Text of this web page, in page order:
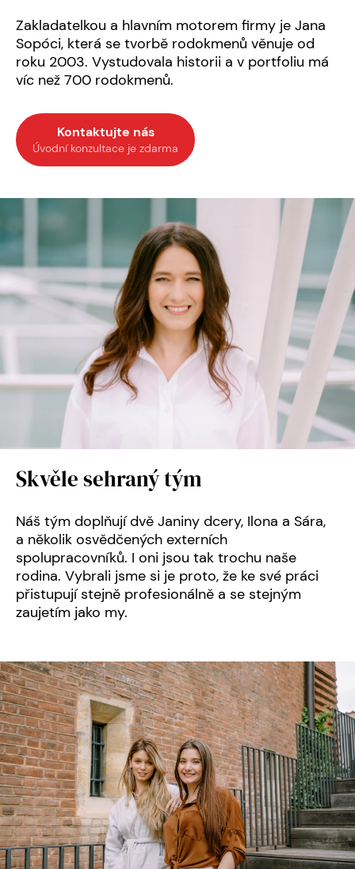
Zakladatelkou a hlavním motorem firmy je Jana
Sopóci, která se tvorbě rodokmenů věnuje od
roku 2003. Vystudovala historii a v portfoliu má
víc než 700 rodokmenů.
Kontaktujte nás
Úvodní konzultace je zdarma
Skvěle sehraný tým
Náš tým doplňují dvě Janiny dcery, Ilona a Sára,
a několik osvědčených externích
spolupracovníků. I oni jsou tak trochu naše
rodina. Vybrali jsme si je proto, že ke své práci
přistupují stejně profesionálně a se stejným
zaujetím jako my.